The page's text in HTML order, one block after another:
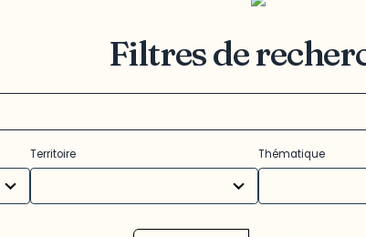
Filtres de
(194)
Territoire
22
results
Thématique
11
results